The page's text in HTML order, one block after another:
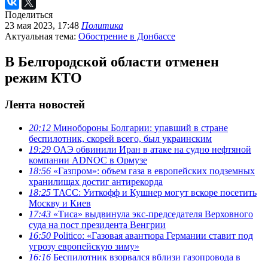
Поделиться
23 мая 2023, 17:48 Политика
Актуальная тема: Обострение в Донбассе
В Белгородской области отменен
режим КТО
Лента новостей
20:12 Минобороны Болгарии: упавший в стране
беспилотник, скорей всего, был украинским
19:29 ОАЭ обвинили Иран в атаке на судно нефтяной
компании ADNOC в Ормузе
18:56 «Газпром»: объем газа в европейских подземных
хранилищах достиг антирекорда
18:25 ТАСС: Уиткофф и Кушнер могут вскоре посетить
Москву и Киев
17:43 «Тиса» выдвинула экс-председателя Верховного
суда на пост президента Венгрии
16:50 Politico: «Газовая авантюра Германии ставит под
угрозу европейскую зиму»
16:16 Беспилотник взорвался вблизи газопровода в